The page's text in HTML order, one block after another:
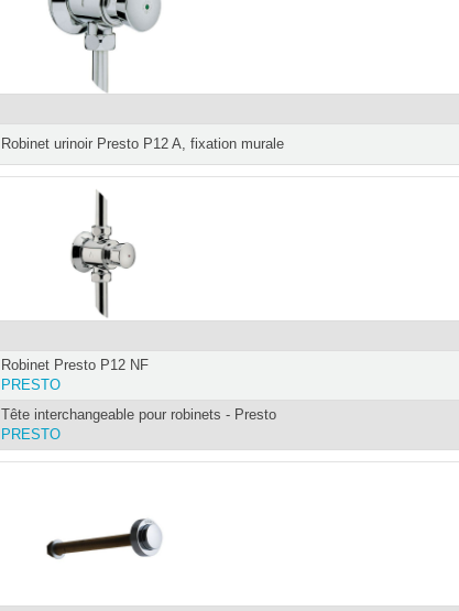
Robinet urinoir Presto P12 A, fixation murale
Robinet Presto P12 NF
PRESTO
Tête interchangeable pour robinets - Presto
PRESTO